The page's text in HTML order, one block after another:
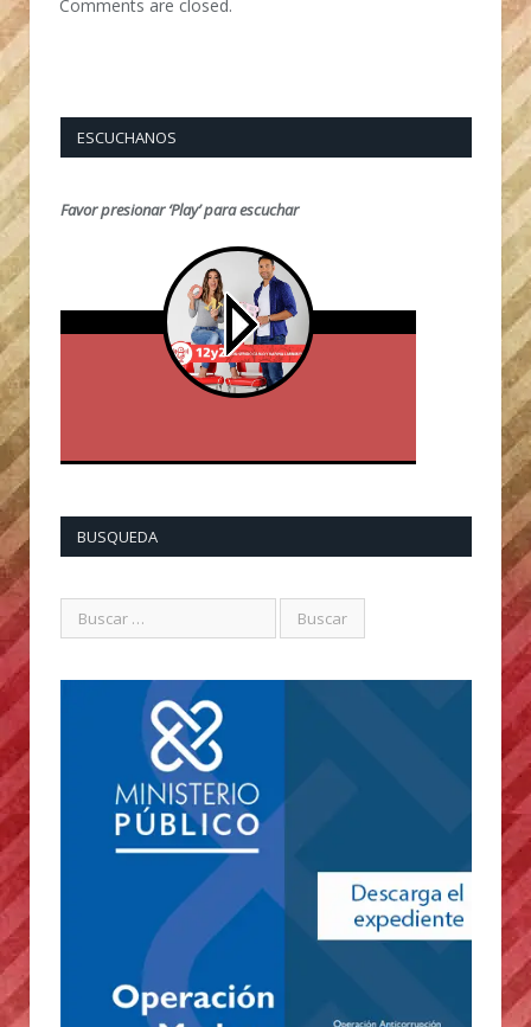
Comments are closed.
ESCUCHANOS
Favor presionar ‘Play’ para escuchar
BUSQUEDA